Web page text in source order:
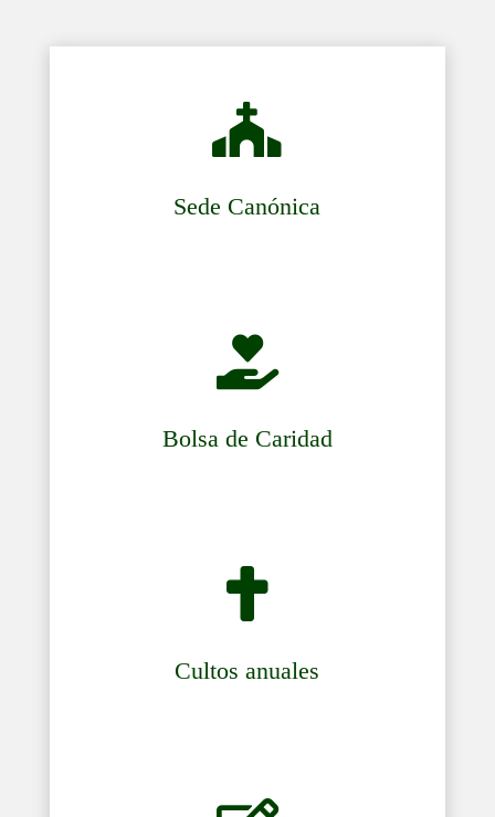

Sede Canónica

Bolsa de Caridad

Cultos anuales